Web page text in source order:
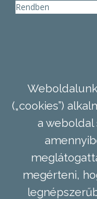
Rendben
(„cookies”)
a weboldal
megérteni,